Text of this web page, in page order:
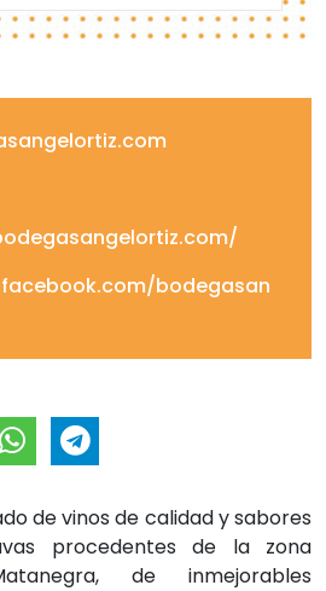
bodegasan
de vinos de calidad y sabores
procedentes de la zona
de inmejorables